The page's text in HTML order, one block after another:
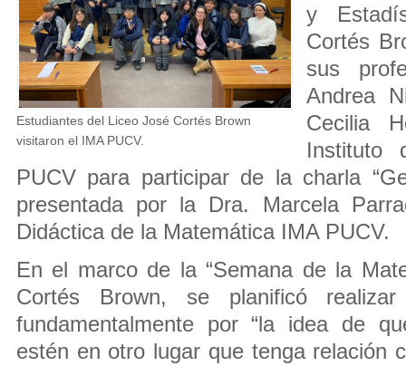
Estudiantes del Liceo José Cortés Brown
visitaron el IMA PUCV.
y
Cortés
sus
Andrea
Cecilia
Instituto
PUCV para participar de la charla
presentada por la Dra. Marcela
Didáctica de la Matemática IMA PUCV.
En el marco de la “Semana de la
Cortés Brown, se planificó
fundamentalmente por “la idea de
estén en otro lugar que tenga relación